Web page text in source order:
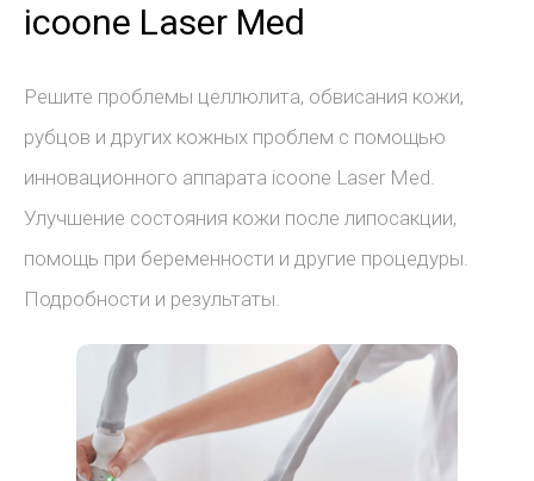
icoone Laser Med
Решите проблемы целлюлита, обвисания кожи,
рубцов и других кожных проблем с помощью
инновационного аппарата icoone Laser Med.
Улучшение состояния кожи после липосакции,
помощь при беременности и другие процедуры.
Подробности и результаты.